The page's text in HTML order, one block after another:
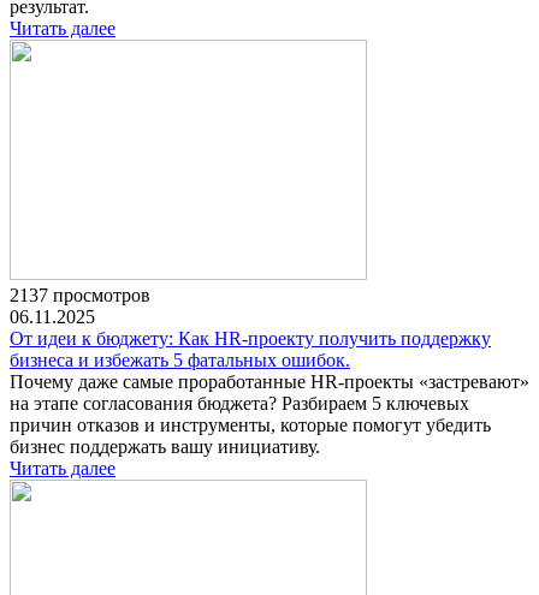
результат.
Читать далее
2137 просмотров
06.11.2025
От идеи к бюджету: Как HR-проекту получить поддержку
бизнеса и избежать 5 фатальных ошибок.
Почему даже самые проработанные HR-проекты «застревают»
на этапе согласования бюджета? Разбираем 5 ключевых
причин отказов и инструменты, которые помогут убедить
бизнес поддержать вашу инициативу.
Читать далее